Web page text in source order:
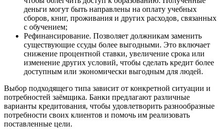
деньги могут быть направлены на оплату учебных
сборов, книг, проживания и других расходов, связанных
с обучением;
Рефинансирование. Позволяет должникам заменить
существующие ссуды более выгодными. Это включает
снижение процентной ставки, увеличение срока или
изменение других условий, чтобы сделать кредит более
доступным или экономически выгодным для людей.
Выбор подходящего типа зависит от конкретной ситуации и
потребностей заёмщика. Банки предлагают различные
варианты кредитования, чтобы удовлетворить разнообразные
потребности своих клиентов и помочь им реализовать
поставленные цели.